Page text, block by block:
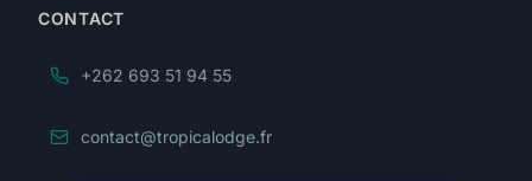
CONTACT
+262 693 51 94 55
contact@tropicalodge.fr